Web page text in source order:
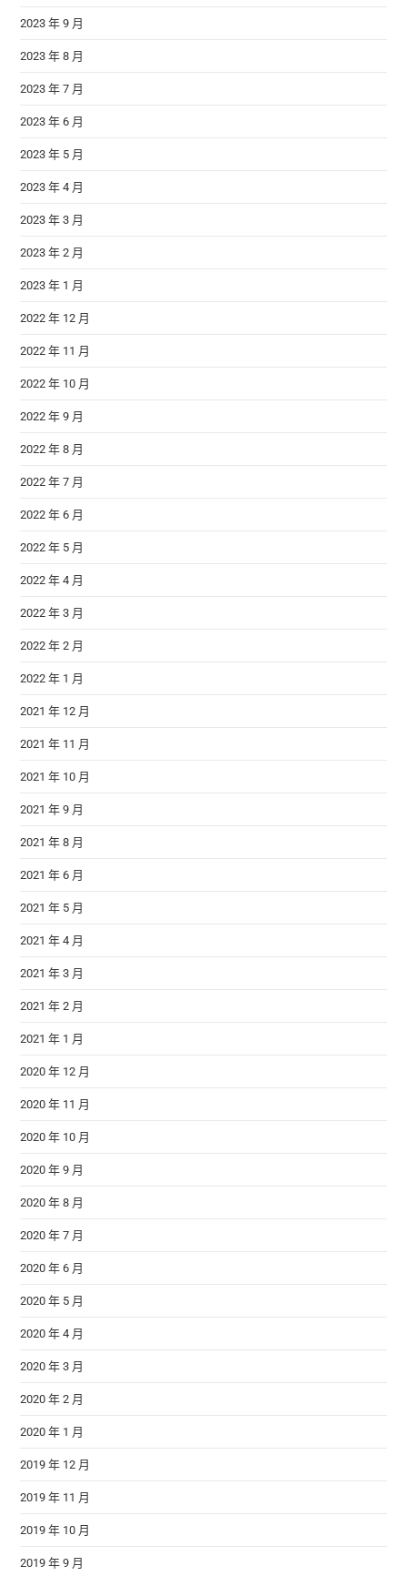
2023 年 9 月
2023 年 8 月
2023 年 7 月
2023 年 6 月
2023 年 5 月
2023 年 4 月
2023 年 3 月
2023 年 2 月
2023 年 1 月
2022 年 12 月
2022 年 11 月
2022 年 10 月
2022 年 9 月
2022 年 8 月
2022 年 7 月
2022 年 6 月
2022 年 5 月
2022 年 4 月
2022 年 3 月
2022 年 2 月
2022 年 1 月
2021 年 12 月
2021 年 11 月
2021 年 10 月
2021 年 9 月
2021 年 8 月
2021 年 6 月
2021 年 5 月
2021 年 4 月
2021 年 3 月
2021 年 2 月
2021 年 1 月
2020 年 12 月
2020 年 11 月
2020 年 10 月
2020 年 9 月
2020 年 8 月
2020 年 7 月
2020 年 6 月
2020 年 5 月
2020 年 4 月
2020 年 3 月
2020 年 2 月
2020 年 1 月
2019 年 12 月
2019 年 11 月
2019 年 10 月
2019 年 9 月